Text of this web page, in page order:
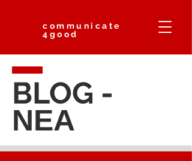
communicate
4good
BLOG -
ΝΕΑ